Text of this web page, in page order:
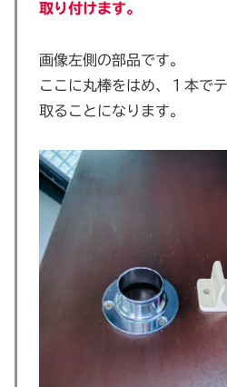
取り付けます。
画像左側の部品です。
ここに丸棒をはめ、１本で
取ることになります。